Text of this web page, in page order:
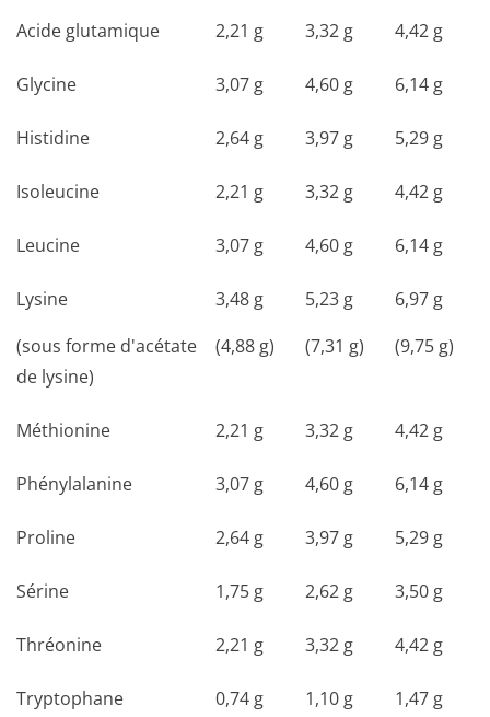
Acide glutamique 2,21 g 3,32 g 4,42 g
Glycine 3,07 g 4,60 g 6,14 g
Histidine 2,64 g 3,97 g 5,29 g
Isoleucine 2,21 g 3,32 g 4,42 g
Leucine 3,07 g 4,60 g 6,14 g
Lysine
(sous forme d'acétate
de lysine)
3,48 g
(4,88 g)
5,23 g
(7,31 g)
6,97 g
(9,75 g)
Méthionine 2,21 g 3,32 g 4,42 g
Phénylalanine 3,07 g 4,60 g 6,14 g
Proline 2,64 g 3,97 g 5,29 g
Sérine 1,75 g 2,62 g 3,50 g
Thréonine 2,21 g 3,32 g 4,42 g
Tryptophane 0,74 g 1,10 g 1,47 g